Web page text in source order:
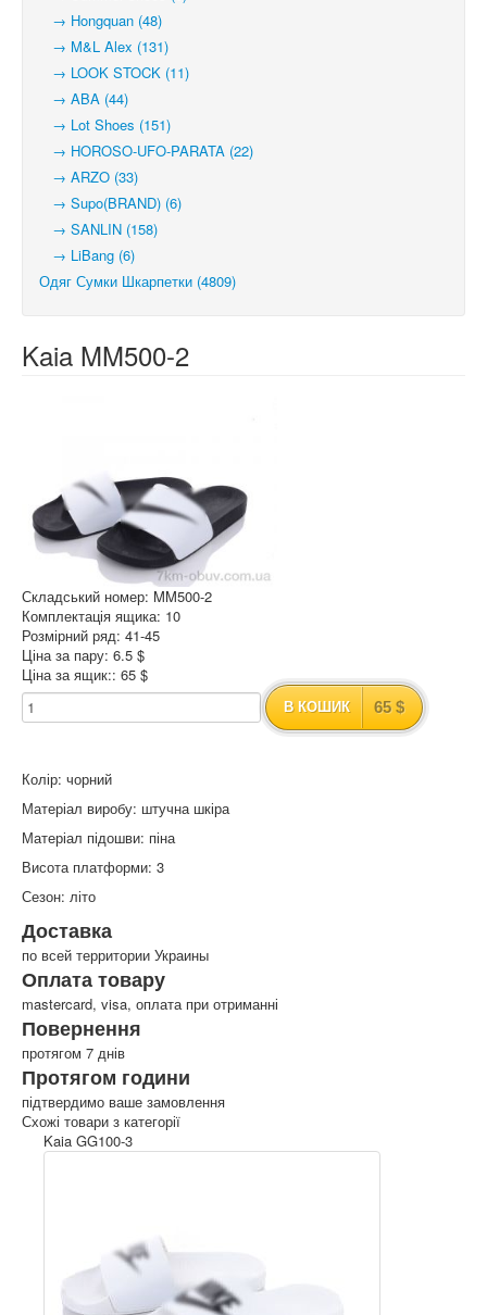
→ Hongquan (48)
→ M&L Alex (131)
→ LOOK STOCK (11)
→ ABA (44)
→ Lot Shoes (151)
→ HOROSO-UFO-PARATA (22)
→ ARZO (33)
→ Supo(BRAND) (6)
→ SANLIN (158)
→ LiBang (6)
Одяг Сумки Шкарпетки (4809)
Kaia MM500-2
Складський номер: MM500-2
Комплектація ящика: 10
Розмірний ряд: 41-45
Ціна за пару: 6.5 $
Ціна за ящик:: 65 $
В КОШИК 65 $
Колір: чорний
Матеріал виробу: штучна шкіра
Матеріал підошви: піна
Висота платформи: 3
Сезон: літо
Доставка
по всей территории Украины
Оплата товару
mastercard, visa, оплата при отриманні
Повернення
протягом 7 днів
Протягом години
підтвердимо ваше замовлення
Схожі товари з категорії
Kaia GG100-3